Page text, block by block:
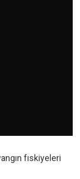
fıskiyeleri